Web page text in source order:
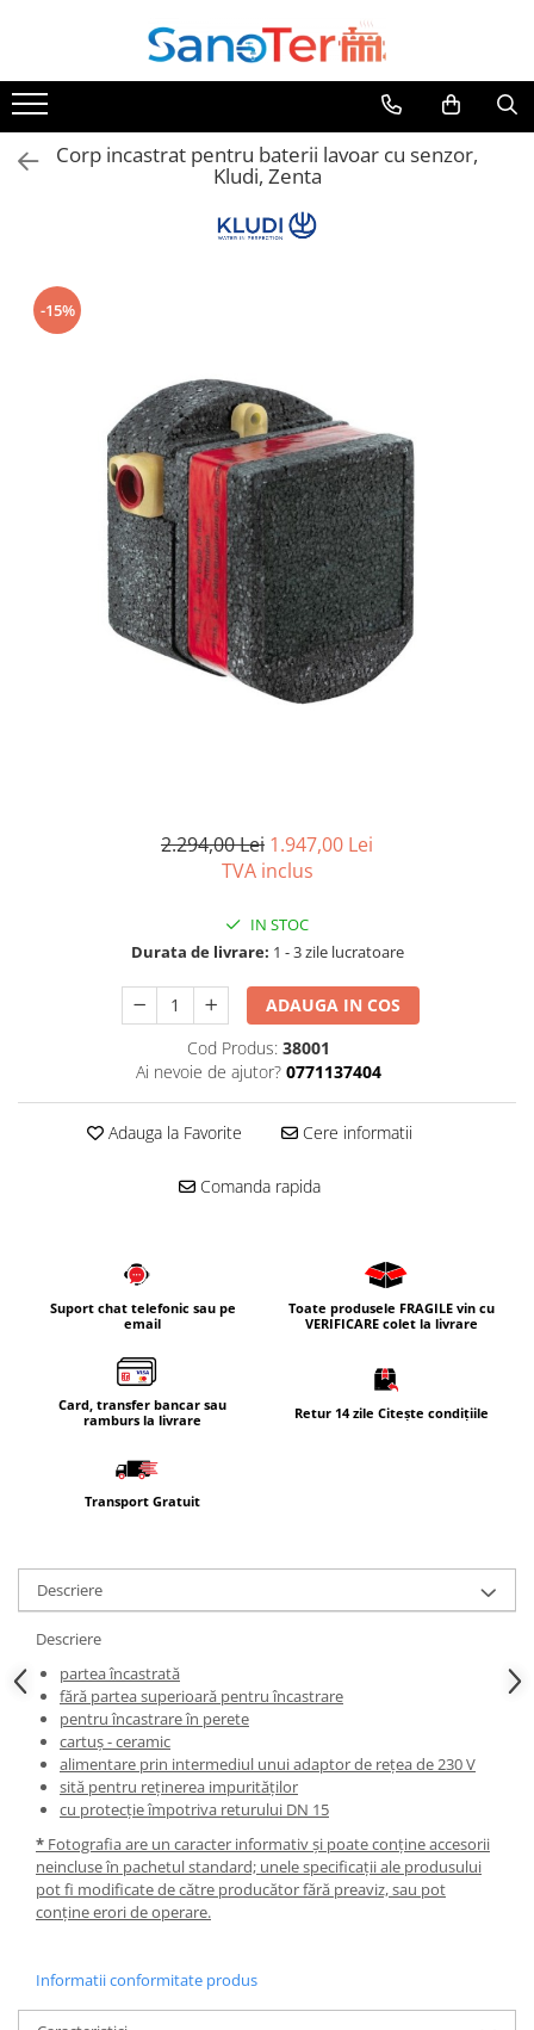
Toate Produsele
Obiecte Sanitare
Lavoare
Lavoare sub blat
Lavoare Colt Duble Speciale
Lavoare pe mobilier
Seturi Lavoare
Vase wc suspendate
Vase wc statative
Seturi vase wc monobloc
Accesorii vase wc
Rezervore incastrate
Rame instalare
Mobilier Baie
Seturi de mobilier si lavoar
Oglinzi baie si corpuri iluminat
Corpuri iluminat
Oglinzi cu iluminare
Dulapuri de baie
Accesorii pentru mobila
Baterii lavoar
Seturi baterii
Cazi baie
Masti, sifoane si suporturi cazi
baie
Cazi freestanding
Cazi dreptunghiulare
Cazi de colt
Paravane de cada
Masti, sifoane si suporturi cazi
Cabine dus
Cabine de dus dreptunghiulare
Cabine de dus pentagonale
Cabine de dus semirotunde
Corp incastrat pentru baterii lavoar cu senzor,
Kludi, Zenta
-15%
2.294,00 Lei 1.947,00 Lei
TVA inclus
IN STOC
Durata de livrare: 1 - 3 zile lucratoare
ADAUGA IN COS
Cod Produs: 38001
Ai nevoie de ajutor? 0771137404
Adauga la Favorite Cere informatii
Comanda rapida
Suport chat telefonic sau pe
email
Toate produsele FRAGILE vin cu
VERIFICARE colet la livrare
Card, transfer bancar sau
ramburs la livrare
Retur 14 zile Citește condițiile
Transport Gratuit
Descriere
Descriere
partea încastrată
fără partea superioară pentru încastrare
pentru încastrare în perete
cartuș - ceramic
alimentare prin intermediul unui adaptor de rețea de 230 V
sită pentru reținerea impurităților
cu protecție împotriva returului DN 15
* Fotografia are un caracter informativ și poate conține accesorii
neincluse în pachetul standard; unele specificații ale produsului
pot fi modificate de către producător fără preaviz, sau pot
conține erori de operare.
Informatii conformitate produs